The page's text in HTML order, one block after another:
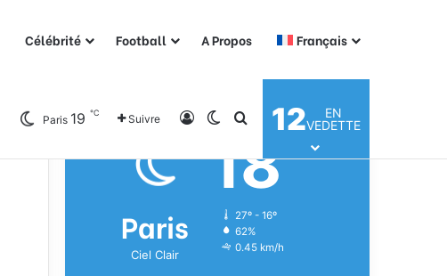
Célébrité Football A Propos Français
Paris 19 ℃ Suivre ConnexionSwitch skin
Rechercher
12
EN
VEDETTE
Météo
Paris
Ciel Clair
18 ℃
27º - 16º
62%
0.45 km/h